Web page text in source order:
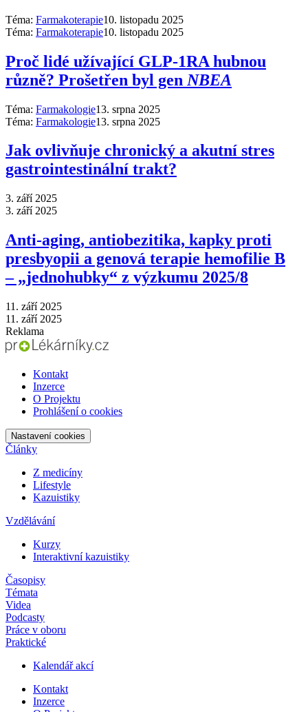
Téma: Farmakoterapie10. listopadu 2025
Téma: Farmakoterapie10. listopadu 2025
Proč lidé užívající GLP-1RA hubnou
různě? Prošetřen byl gen NBEA
Téma: Farmakologie13. srpna 2025
Téma: Farmakologie13. srpna 2025
Jak ovlivňuje chronický a akutní stres
gastrointestinální trakt?
3. září 2025
3. září 2025
Anti‑aging, antiobezitika, kapky proti
presbyopii a genová terapie hemofilie B
–⁠ „jednohubky“ z výzkumu 2025/8
11. září 2025
11. září 2025
Reklama
Kontakt
Inzerce
O Projektu
Prohlášení o cookies
Nastavení cookies
Články
Z medicíny
Lifestyle
Kazuistiky
Vzdělávání
Kurzy
Interaktivní kazuistiky
Časopisy
Témata
Videa
Podcasty
Práce v oboru
Praktické
Kalendář akcí
Kontakt
Inzerce